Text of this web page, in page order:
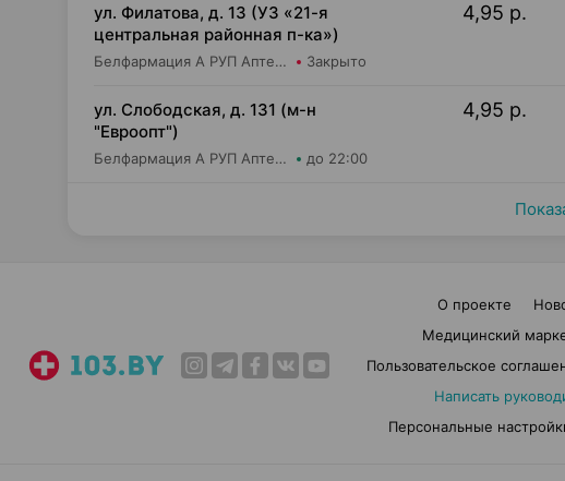
ул. Филатова, д. 13 (УЗ «21-я
центральная районная п-ка»)
Белфармация А РУП Аптека №67 Закрыто
4,95 р.
ул. Слободская, д. 131 (м-н
"Евроопт")
Белфармация А РУП Аптека №113 до 22:00
4,95 р.
О проекте
Медицинский
Пользовательское
Написать
Персональные